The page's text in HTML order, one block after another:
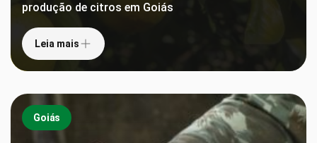
produção de citros em Goiás
Leia mais
Goiás